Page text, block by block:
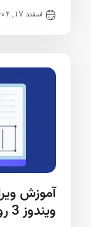
اسفند 17, 1402
ویندوز 3 روش